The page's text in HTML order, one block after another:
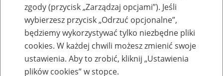
Baza zlikwidowanych lub
przekształconych zakładów pracy
zgody (przycisk „Zarządzaj opcjami”). Jeśli
wybierzesz przycisk „Odrzuć opcjonalne”,
będziemy wykorzystywać tylko niezbędne pliki
cookies. W każdej chwili możesz zmienić swoje
ustawienia. Aby to zrobić, kliknij „Ustawienia
plików cookies” w stopce.